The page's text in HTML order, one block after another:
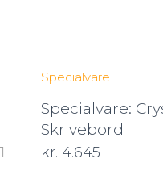
Specialvare
Specialvare:
Skrivebord
kr. 4.645